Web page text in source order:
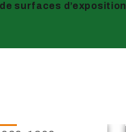
de surfaces d’exposition